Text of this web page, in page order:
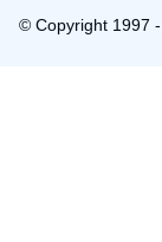
© Copyright 1997